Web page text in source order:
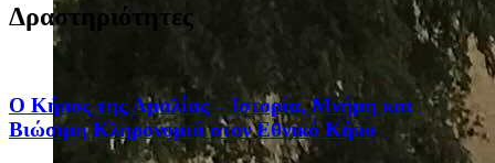
Δραστηριότητες
Ο Κήπος της Αμαλίας – Ιστορία, Μνήμη και
Βιώσιμη Κληρονομιά στον Εθνικό Κήπο